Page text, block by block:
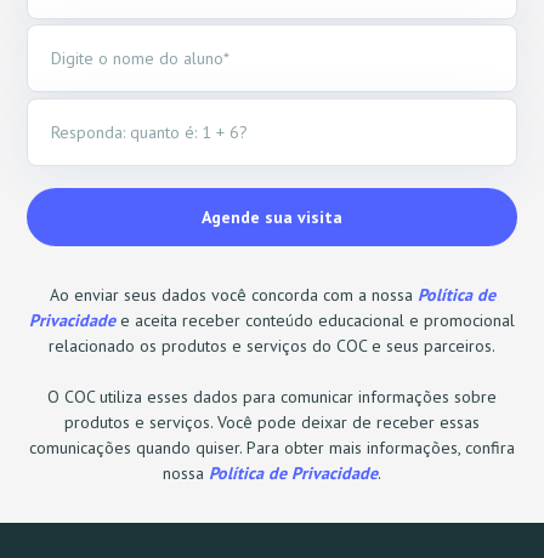
Ao enviar seus dados você concorda com a nossa Política de
Privacidadee aceita receber conteúdo educacional e promocional
relacionado os produtos e serviços do COC e seus parceiros.
O COC utiliza esses dados para comunicar informações sobre
produtos e serviços. Você pode deixar de receber essas
comunicações quando quiser. Para obter mais informações, confira
nossa Política de Privacidade.